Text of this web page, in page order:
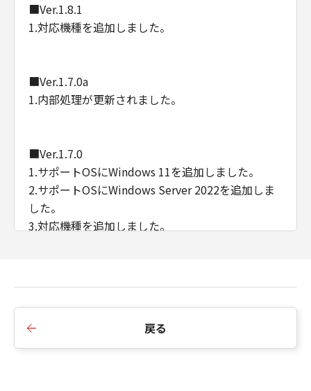
■Ver.1.8.1
1.対応機種を追加しました。
■Ver.1.7.0a
1.内部処理が更新されました。
■Ver.1.7.0
1.サポートOSにWindows 11を追加しました。
2.サポートOSにWindows Server 2022を追加しま
した。
3.対応機種を追加しました。
■Ver.1.5.0a
戻る